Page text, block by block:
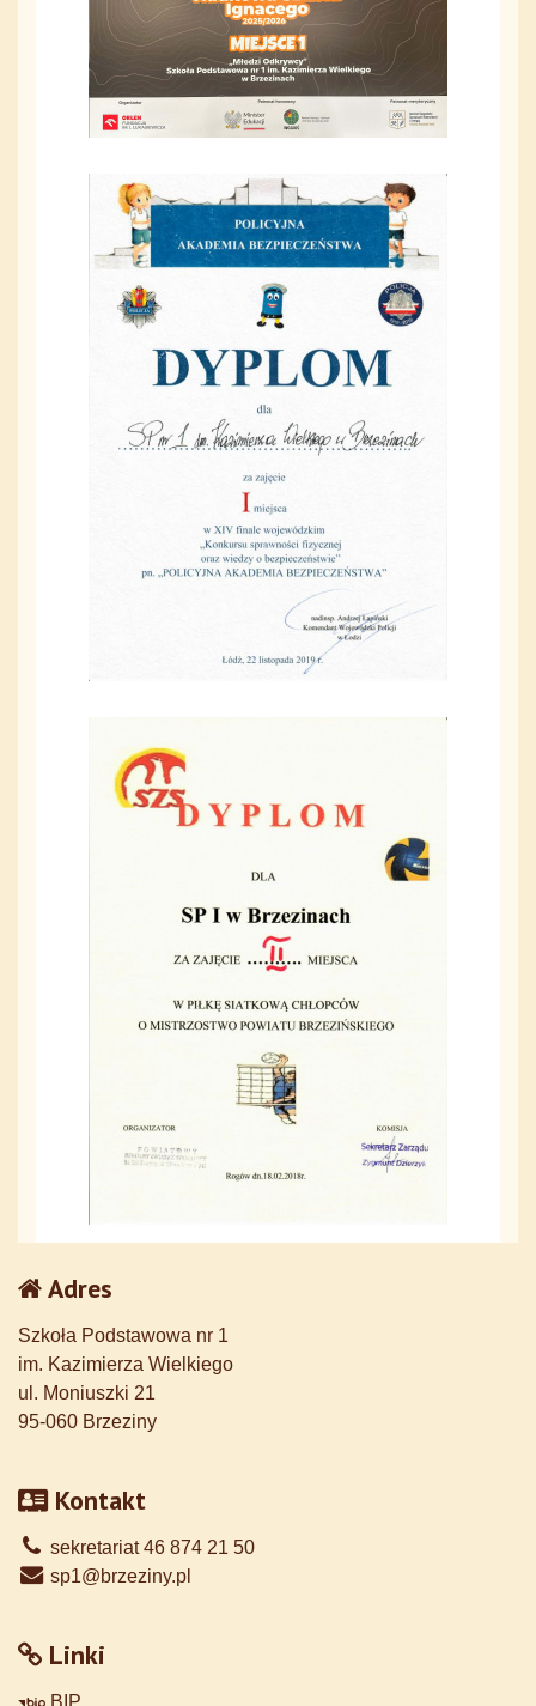
Adres
Szkoła Podstawowa nr 1
im. Kazimierza Wielkiego
ul. Moniuszki 21
95-060 Brzeziny
Kontakt
sekretariat 46 874 21 50
sp1@brzeziny.pl
Linki